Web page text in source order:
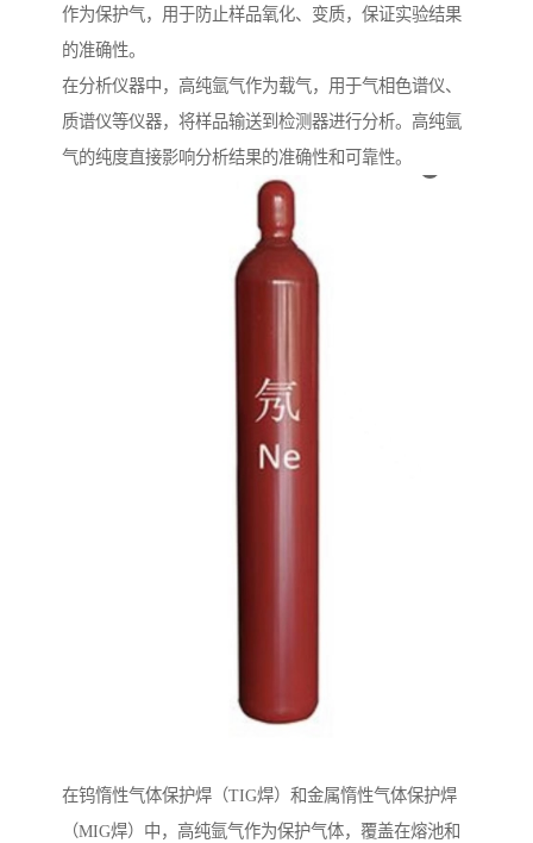
作为保护气，用于防止样品氧化、变质，保证实验结果
的准确性。
在分析仪器中，高纯氩气作为载气，用于气相色谱仪、
质谱仪等仪器，将样品输送到检测器进行分析。高纯氩
气的纯度直接影响分析结果的准确性和可靠性。
在钨惰性气体保护焊（TIG焊）和金属惰性气体保护焊
（MIG焊）中，高纯氩气作为保护气体，覆盖在熔池和